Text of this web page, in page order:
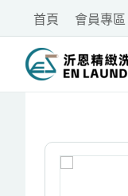
首頁 會員專區